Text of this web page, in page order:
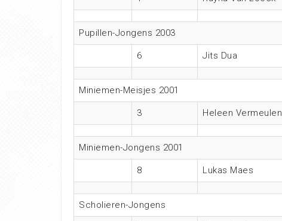
Pupillen-Jongens 2003
6 Jits Dua
Miniemen-Meisjes 2001
3 Heleen Vermeulen
Miniemen-Jongens 2001
8 Lukas Maes
Scholieren-Jongens